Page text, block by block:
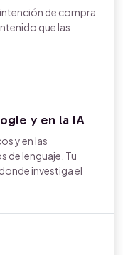
de compra
que las
y en la IA
y en las
de lenguaje. Tu
investiga el